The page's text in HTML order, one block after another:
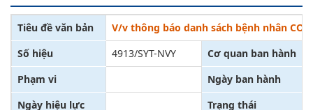
Tiêu đề văn bản
V/v thông báo danh sách bệnh nhân
Số hiệu
4913/SYT-NVY
Cơ quan ban hành
Phạm vi
Ngày ban hành
Ngày hiệu lực
Trạng thái